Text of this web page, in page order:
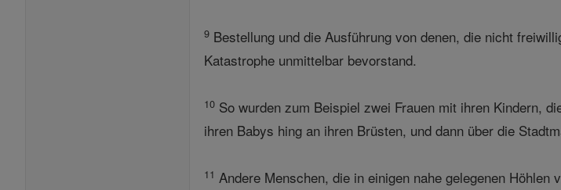
9 Bestellung und die Ausführung von denen, die nicht
Katastrophe unmittelbar bevorstand.
10 So wurden zum Beispiel zwei Frauen mit ihren Kindern,
ihren Babys hing an ihren Brüsten, und dann über die
11 Andere Menschen, die in einigen nahe gelegenen